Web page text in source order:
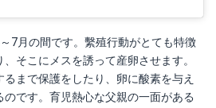
7月の間です。繫殖行動がとても特徴
そこにメスを誘って産卵させます。
まで保護をしたり、卵に酸素を与え
です。育児熱心な父親の一面がある